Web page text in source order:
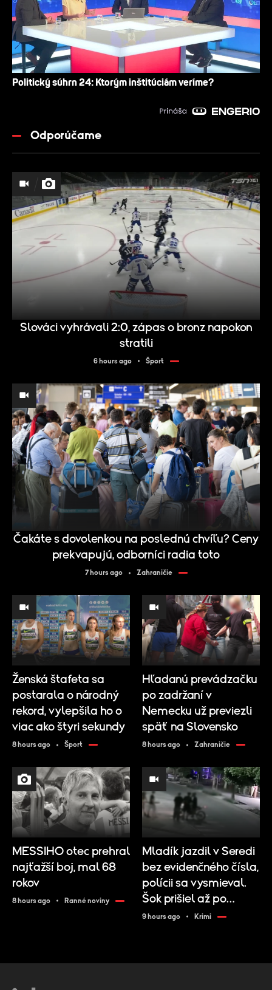
Politický súhrn 24: Ktorým inštitúciám veríme?
Odporúčame
Slováci vyhrávali 2:0, zápas o bronz napokon
stratili
6 hours ago Šport
Čakáte s dovolenkou na poslednú chvíľu? Ceny
prekvapujú, odborníci radia toto
7 hours ago Zahraničie
Ženská štafeta sa
postarala o národný
rekord, vylepšila ho o
viac ako štyri sekundy
8 hours ago Šport
Hľadanú prevádzačku
po zadržaní v
Nemecku už previezli
späť na Slovensko
8 hours ago Zahraničie
MESSIHO otec prehral
najťažší boj, mal 68
rokov
8 hours ago Ranné noviny
Mladík jazdil v Seredi
bez evidenčného čísla,
polícii sa vysmieval.
Šok prišiel až po
pozretí kamier
9 hours ago Krimi